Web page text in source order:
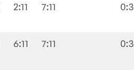
2:11 7:11 0:3
6:11 7:11 0:3